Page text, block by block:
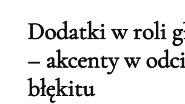
Dodatki w roli
– akcenty w
błękitu